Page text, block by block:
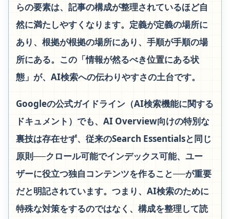
らの要素は、記事の構成が整理されているほど自
然に満たしやすくなります。定義が定義の場所に
あり、根拠が根拠の場所にあり、手順が手順の場
所にある。この「情報が然るべき位置にある状
態」が、AI検索への伝わりやすさの土台です。
Googleの公式ガイドライン（AI検索機能に関する
ドキュメント）でも、AI Overview向けの特別な
裏技は存在せず、従来のSearch Essentialsと同じ
原則──クロール可能でインデックス可能、ユー
ザーに役立つ独自コンテンツを作ること──が重要
だと明記されています。つまり、AI検索のために
特殊な対策をするのではなく、構成を整理して読